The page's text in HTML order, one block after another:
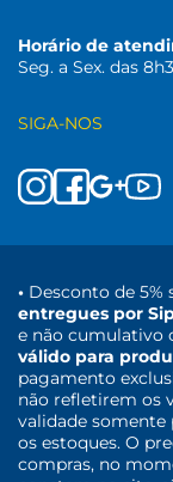
Horário de
Seg. a Sex. das
SIGA-NOS
• Desconto de 5%
entregues por
e não cumulativo
válido para
pagamento
não refletirem os
validade somente
os estoques. O
compras, no